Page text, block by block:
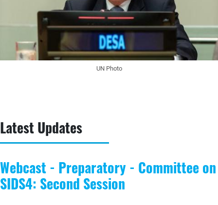
UN Photo
Latest Updates
Webcast- Preparatory - Committee on
SIDS4: Second Session